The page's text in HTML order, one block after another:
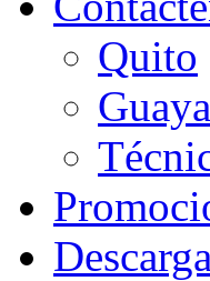
Quito